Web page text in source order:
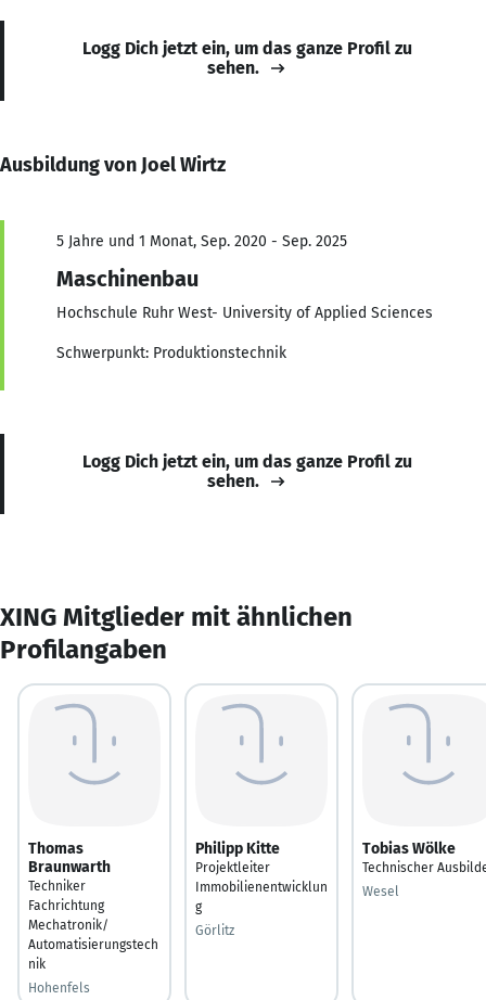
Logg Dich jetzt ein, um das ganze Profil zu
sehen.
Ausbildung von Joel Wirtz
5 Jahre und 1 Monat, Sep. 2020 - Sep. 2025
Maschinenbau
Hochschule Ruhr West- University of Applied Sciences
Schwerpunkt: Produktionstechnik
Logg Dich jetzt ein, um das ganze Profil zu
sehen.
XING Mitglieder mit ähnlichen
Profilangaben
Thomas
Braunwarth
Techniker
Fachrichtung
Mechatronik/
Automatisierungstech
nik
Hohenfels
Philipp Kitte
Projektleiter
Immobilienentwicklun
g
Görlitz
Tobias Wölke
Technischer
Wesel